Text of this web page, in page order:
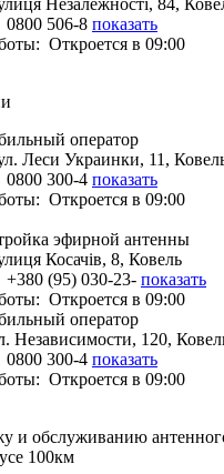
0800 506-8 показать
Откроется в 09:00
оператор
Леси Украинки, 11,
0800 300-4 показать
Откроется в 09:00
эфирной антенны
Косачів, 8, Ковель
+380 (95) 030-23- показать
Откроется в 09:00
оператор
Независимости, 120,
0800 300-4 показать
Откроется в 09:00
и обслуживанию
100км